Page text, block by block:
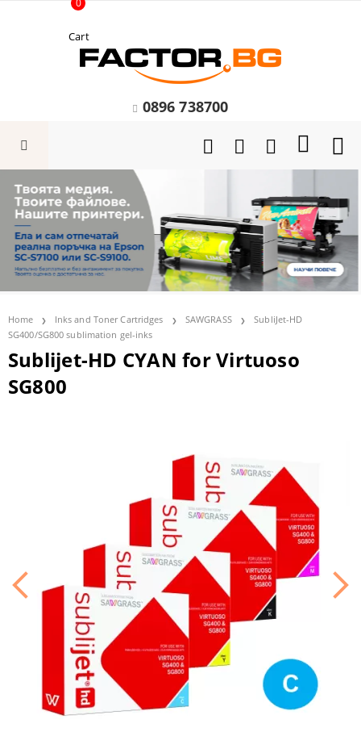
Cart
0
0896 738700
Home Inks and Toner Cartridges SAWGRASS
SubliJet-HD
SG400/SG800 sublimation gel-inks
Sublijet-HD CYAN for Virtuoso
SG800